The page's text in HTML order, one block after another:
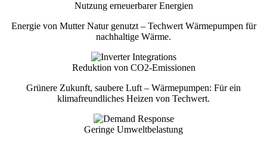
Nutzung erneuerbarer Energien
Energie von Mutter Natur genutzt – Techwert Wärmepumpen für
nachhaltige Wärme.
Reduktion von CO2-Emissionen
Grünere Zukunft, saubere Luft – Wärmepumpen: Für ein
klimafreundliches Heizen von Techwert.
Geringe Umweltbelastung